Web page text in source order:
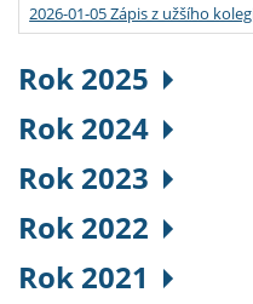
2026-01-05 Zápis z užšího
Rok 2025
Rok 2024
Rok 2023
Rok 2022
Rok 2021